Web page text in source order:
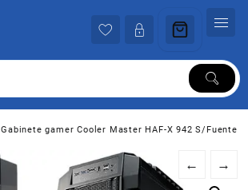
Gabinete gamer Cooler Master HAF-X 942 S/Fuente
← →